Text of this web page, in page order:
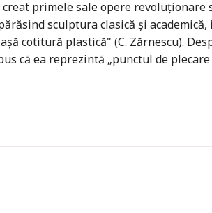
primele sale opere revoluţionare
sculptura clasică şi
cotitură plastică" (C. Zărnescu).
că ea reprezintă „punctul de plecare